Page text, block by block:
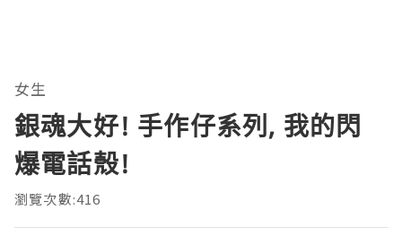
女生
銀魂大好! 手作仔系列, 我的閃
爆電話殼!
瀏覽次數:416